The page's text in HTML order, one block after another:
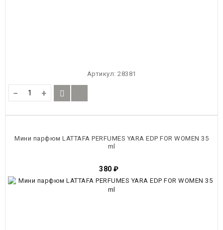
Артикул: 28381
− +
Мини парфюм LATTAFA PERFUMES YARA EDP FOR WOMEN 35
ml
380 ₽